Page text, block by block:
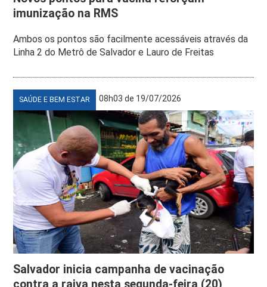
imunização na RMS
Ambos os pontos são facilmente acessáveis através da
Linha 2 do Metrô de Salvador e Lauro de Freitas
SAÚDE E BEM ESTAR 08h03 de 19/07/2026
Salvador inicia campanha de vacinação